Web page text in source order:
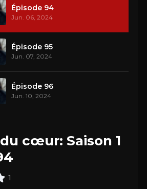
Épisode 94
Jun. 06, 2024
Épisode 95
Jun. 07, 2024
Épisode 96
Jun. 10, 2024
cœur: Saison 1
1